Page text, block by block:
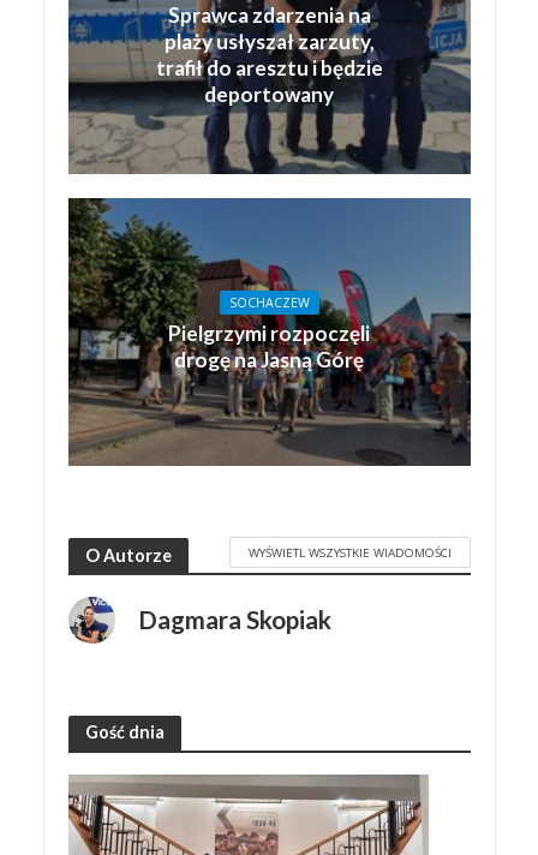
Sprawca zdarzenia na
plaży usłyszał zarzuty,
trafił do aresztu i będzie
deportowany
SOCHACZEW
Pielgrzymi rozpoczęli
drogę na Jasną Górę
O Autorze WYŚWIETL WSZYSTKIE WIADOMOŚCI
Dagmara Skopiak
Gość dnia